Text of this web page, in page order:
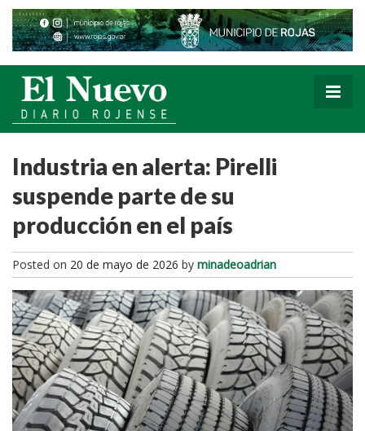
Industria en alerta: Pirelli
suspende parte de su
producción en el país
Posted on 20 de mayo de 2026 by minadeoadrian